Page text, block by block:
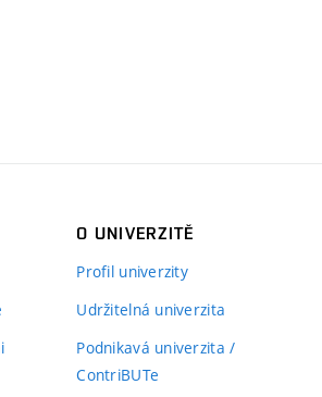
O UNIVERZITĚ
Profil univerzity
Udržitelná univerzita
Podnikavá univerzita /
ContriBUTe